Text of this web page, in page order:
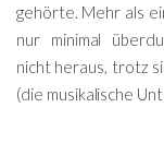
gehörte. Mehr als
nur minimal
nicht heraus, trotz
(die musikalische